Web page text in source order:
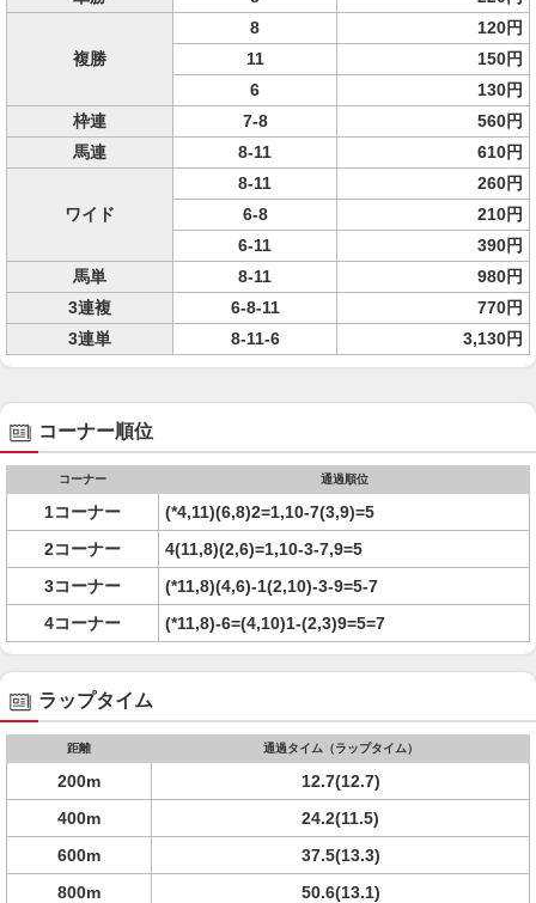
複勝
8
120円
11
150円
6
130円
枠連
7-8
560円
馬連
8-11 610円
ワイド
8-11
260円
6-8
210円
6-11
390円
馬単
8-11
980円
3連複
6-8-11
770円
3連単
8-11-6 3,130円
コーナー順位
コーナー 通過順位
1コーナー
(*4,11)(6,8)2=1,10-7(3,9)=5
2コーナー
4(11,8)(2,6)=1,10-3-7,9=5
3コーナー
(*11,8)(4,6)-1(2,10)-3-9=5-7
4コーナー
(*11,8)-6=(4,10)1-(2,3)9=5=7
ラップタイム
距離 通過タイム（ラップタイム）
200m
12.7(12.7)
400m
24.2(11.5)
600m
37.5(13.3)
800m
50.6(13.1)